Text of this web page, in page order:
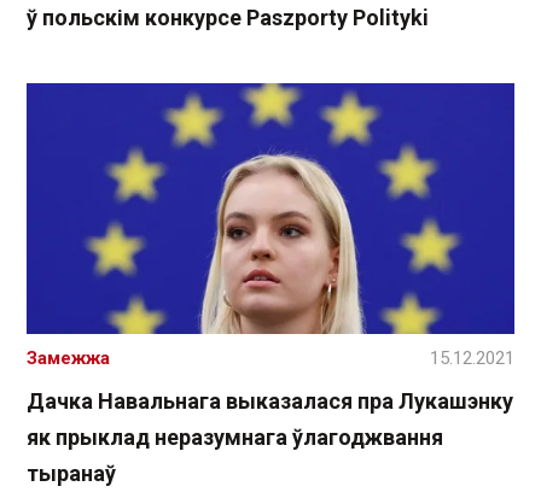
ў польскім конкурсе Paszporty Polityki
Дачка Навальнага выказалася пра Лукашэнку
як прыклад неразумнага ўлагоджвання
тыранаў
Замежжа 15.12.2021